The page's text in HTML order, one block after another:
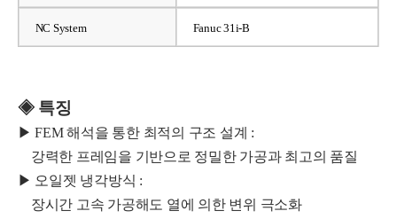
NC System Fanuc 31i-B
◈ 특징
▶ FEM 해석을 통한 최적의 구조 설계 :
강력한 프레임을 기반으로 정밀한 가공과 최고의 품질
▶ 오일젯 냉각방식 :
장시간 고속 가공해도 열에 의한 변위 극소화